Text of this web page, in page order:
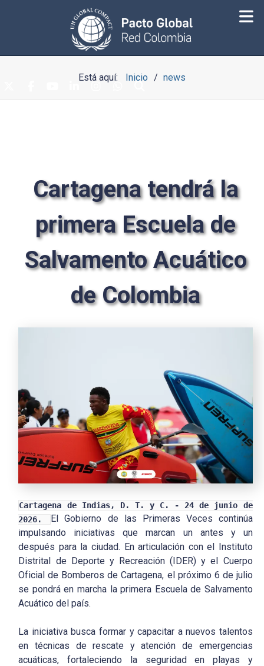
Está aquí: Inicio news
Cartagena tendrá la
primera Escuela de
Salvamento Acuático
de Colombia
Cartagena de Indias, D. T. y C. - 24 de junio de
2026. El Gobierno de las Primeras Veces continúa
impulsando iniciativas que marcan un antes y un
después para la ciudad. En articulación con el Instituto
Distrital de Deporte y Recreación (IDER) y el Cuerpo
Oficial de Bomberos de Cartagena, el próximo 6 de julio
se pondrá en marcha la primera Escuela de Salvamento
Acuático del país.
La iniciativa busca formar y capacitar a nuevos talentos
en técnicas de rescate y atención de emergencias
acuáticas, fortaleciendo la seguridad en playas y